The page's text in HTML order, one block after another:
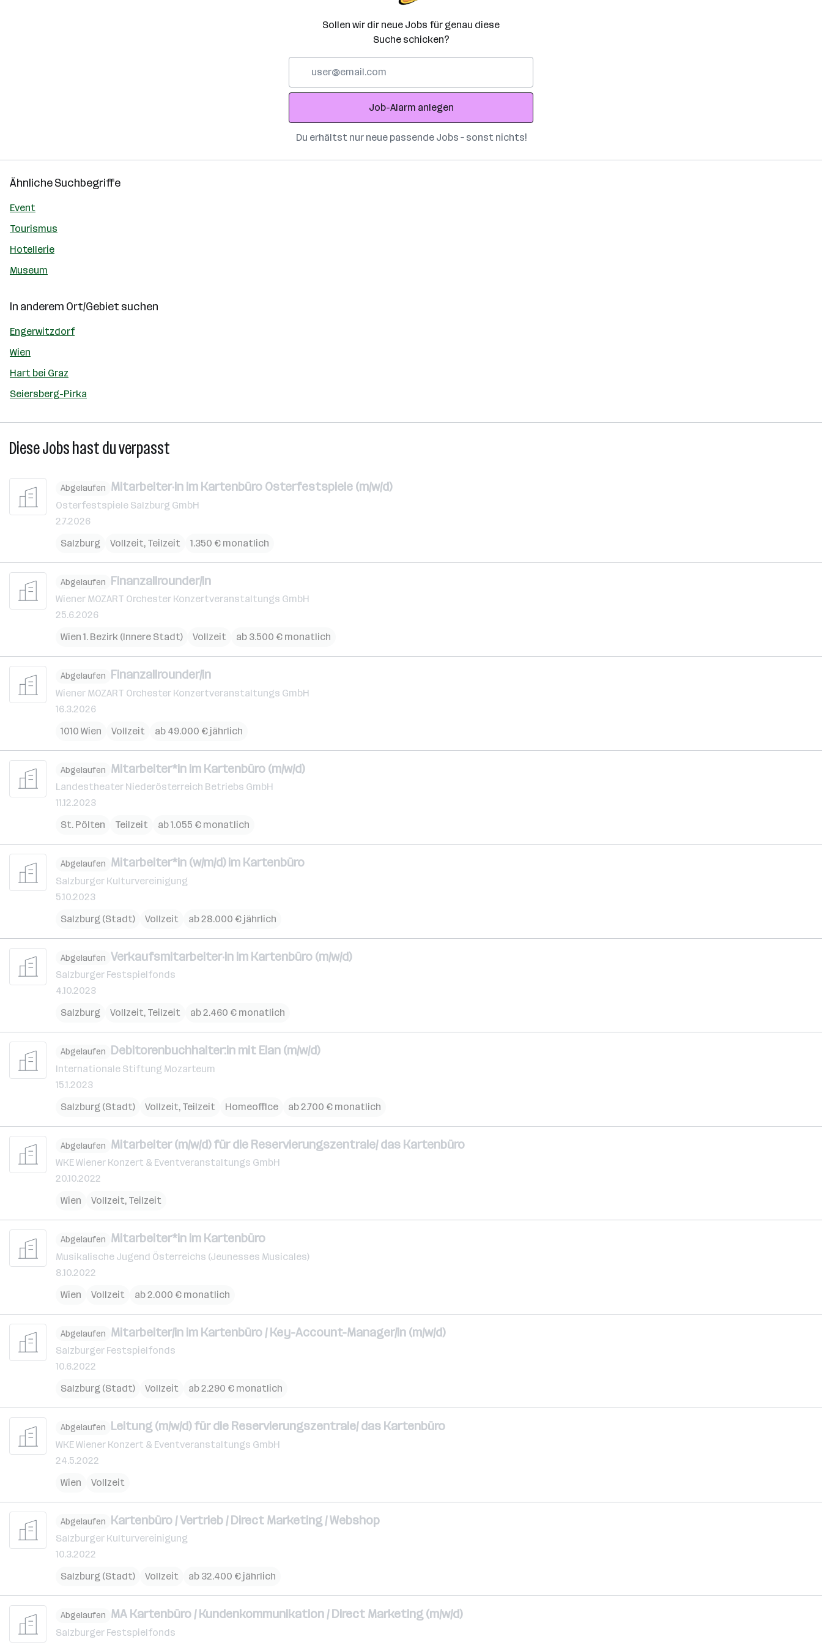
Sollen wir dir neue Jobs für genau diese
Suche schicken?
Adresse
Job-Alarm anlegen
Du erhältst nur neue passende Jobs – sonst nichts!
Ähnliche Suchbegriffe
Event
Tourismus
Hotellerie
Museum
In anderem Ort/Gebiet suchen
Engerwitzdorf
Wien
Hart bei Graz
Seiersberg-Pirka
Diese Jobs hast du verpasst
Abgelaufen Mitarbeiter·in im Kartenbüro Osterfestspiele (m/w/d)
Osterfestspiele Salzburg GmbH
2.7.2026
Salzburg
Vollzeit, Teilzeit 1.350 € monatlich
Abgelaufen Finanzallrounder/in
Wiener MOZART Orchester Konzertveranstaltungs GmbH
25.6.2026
Wien 1. Bezirk (Innere Stadt)
Vollzeit ab 3.500 € monatlich
Abgelaufen Finanzallrounder/in
Wiener MOZART Orchester Konzertveranstaltungs GmbH
16.3.2026
1010 Wien
Vollzeit ab 49.000 € jährlich
Abgelaufen Mitarbeiter*in im Kartenbüro (m/w/d)
Landestheater Niederösterreich Betriebs GmbH
11.12.2023
St. Pölten
Teilzeit ab 1.055 € monatlich
Abgelaufen Mitarbeiter*in (w/m/d) im Kartenbüro
Salzburger Kulturvereinigung
5.10.2023
Salzburg (Stadt)
Vollzeit ab 28.000 € jährlich
Abgelaufen Verkaufsmitarbeiter·in im Kartenbüro (m/w/d)
Salzburger Festspielfonds
4.10.2023
Salzburg
Vollzeit, Teilzeit ab 2.460 € monatlich
Abgelaufen Debitorenbuchhalter:in mit Elan (m/w/d)
Internationale Stiftung Mozarteum
15.1.2023
Salzburg (Stadt)
Vollzeit, Teilzeit Homeoffice ab 2.700 € monatlich
Abgelaufen Mitarbeiter (m/w/d) für die Reservierungszentrale/ das Kartenbüro
WKE Wiener Konzert & Eventveranstaltungs GmbH
20.10.2022
Wien
Vollzeit, Teilzeit
Abgelaufen Mitarbeiter*in im Kartenbüro
Musikalische Jugend Österreichs (Jeunesses Musicales)
8.10.2022
Wien
Vollzeit ab 2.000 € monatlich
Abgelaufen Mitarbeiter/in im Kartenbüro / Key-Account-Manager/in (m/w/d)
Salzburger Festspielfonds
10.6.2022
Salzburg (Stadt)
Vollzeit ab 2.290 € monatlich
Abgelaufen Leitung (m/w/d) für die Reservierungszentrale/ das Kartenbüro
WKE Wiener Konzert & Eventveranstaltungs GmbH
24.5.2022
Wien
Vollzeit
Abgelaufen Kartenbüro / Vertrieb / Direct Marketing / Webshop
Salzburger Kulturvereinigung
10.3.2022
Salzburg (Stadt)
Vollzeit ab 32.400 € jährlich
Abgelaufen MA Kartenbüro / Kundenkommunikation / Direct Marketing (m/w/d)
Salzburger Festspielfonds